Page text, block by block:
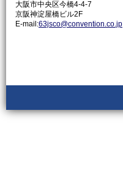
大阪市中央区今橋4-4-7
京阪神淀屋橋ビル2F
E-mail:63jsco@convention.co.jp